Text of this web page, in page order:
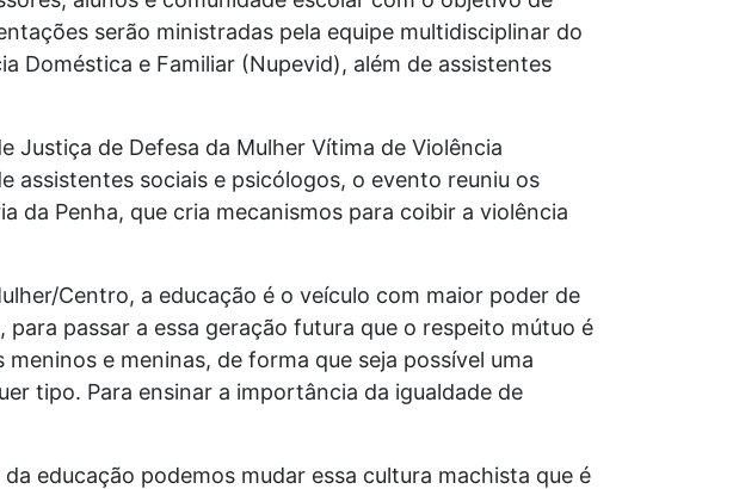
serão ministradas pela equipe multidisciplinar do
Doméstica e Familiar (Nupevid), além de assistentes
Justiça de Defesa da Mulher Vítima de Violência
assistentes sociais e psicólogos, o evento reuniu os
da Penha, que cria mecanismos para coibir a violência
Centro, a educação é o veículo com maior poder de
passar a essa geração futura que o respeito mútuo é
meninos e meninas, de forma que seja possível uma
tipo. Para ensinar a importância da igualdade de
educação podemos mudar essa cultura machista que é